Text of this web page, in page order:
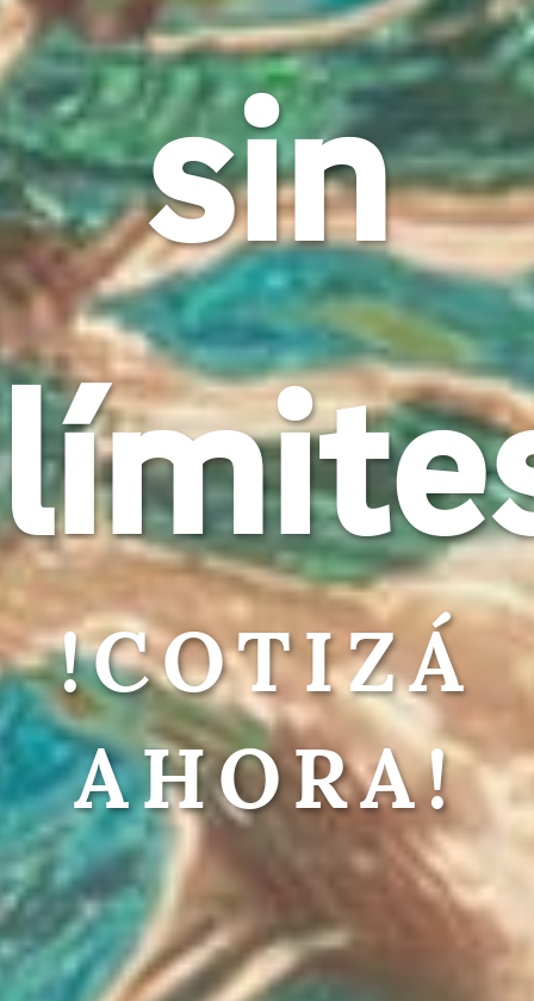
sin
!COTIZÁ
AHORA!